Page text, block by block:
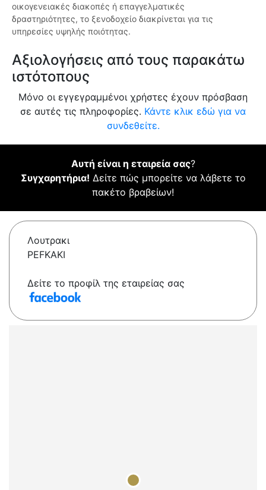
οικογενειακές διακοπές ή επαγγελματικές
δραστηριότητες, το ξενοδοχείο διακρίνεται για τις
υπηρεσίες υψηλής ποιότητας.
Αξιολογήσεις από τους παρακάτω
ιστότοπους
Μόνο οι εγγεγραμμένοι χρήστες έχουν πρόσβαση
σε αυτές τις πληροφορίες. Κάντε κλικ εδώ για να
συνδεθείτε.
Αυτή είναι η εταιρεία σας?
Συγχαρητήρια! Δείτε πώς μπορείτε να λάβετε το
πακέτο βραβείων!
Λουτρακι
PEFKAKI
Δείτε το προφίλ της εταιρείας σας